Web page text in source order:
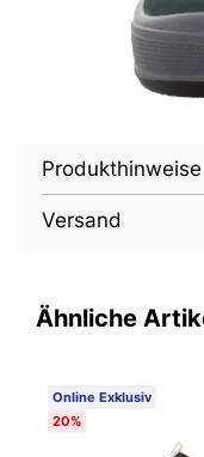
Produkthinweise
Versand
Ähnliche
Online Exklusiv
20%